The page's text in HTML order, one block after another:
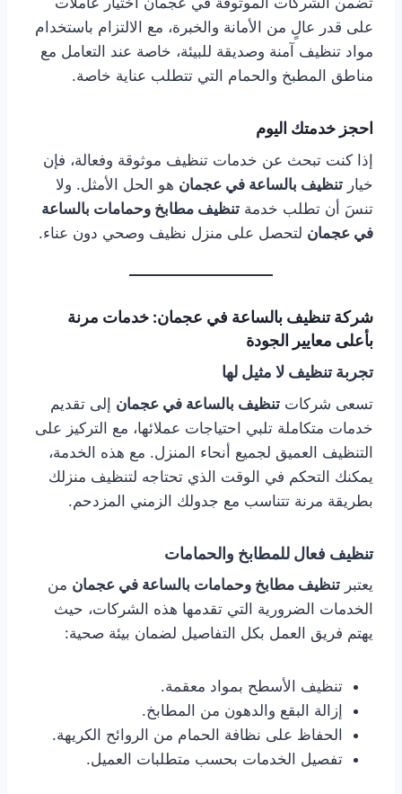
على قدر عالٍ من الأمانة والخبرة، مع الالتزام باستخدام
مواد تنظيف آمنة وصديقة للبيئة، خاصة عند التعامل مع
مناطق المطبخ والحمام التي تتطلب عناية خاصة.
احجز خدمتك اليوم
إذا كنت تبحث عن خدمات تنظيف موثوقة وفعالة، فإن
خيار تنظيف بالساعة في عجمان هو الحل الأمثل. ولا
تنسَ أن تطلب خدمة تنظيف مطابخ وحمامات بالساعة
في عجمان لتحصل على منزل نظيف وصحي دون عناء.
شركة تنظيف بالساعة في عجمان: خدمات مرنة
بأعلى معايير الجودة
تجربة تنظيف لا مثيل لها
تسعى شركات تنظيف بالساعة في عجمان إلى تقديم
خدمات متكاملة تلبي احتياجات عملائها، مع التركيز على
التنظيف العميق لجميع أنحاء المنزل. مع هذه الخدمة،
يمكنك التحكم في الوقت الذي تحتاجه لتنظيف منزلك
بطريقة مرنة تتناسب مع جدولك الزمني المزدحم.
تنظيف فعال للمطابخ والحمامات
يعتبر تنظيف مطابخ وحمامات بالساعة في عجمان من
الخدمات الضرورية التي تقدمها هذه الشركات، حيث
يهتم فريق العمل بكل التفاصيل لضمان بيئة صحية:
تنظيف الأسطح بمواد معقمة.
إزالة البقع والدهون من المطابخ.
الحفاظ على نظافة الحمام من الروائح الكريهة.
تفصيل الخدمات بحسب متطلبات العميل.